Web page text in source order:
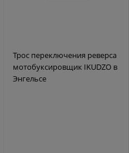
Трос переключения реверса
мотобуксировщик IKUDZO в
Энгельсе